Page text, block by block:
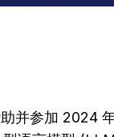
并参加 2024